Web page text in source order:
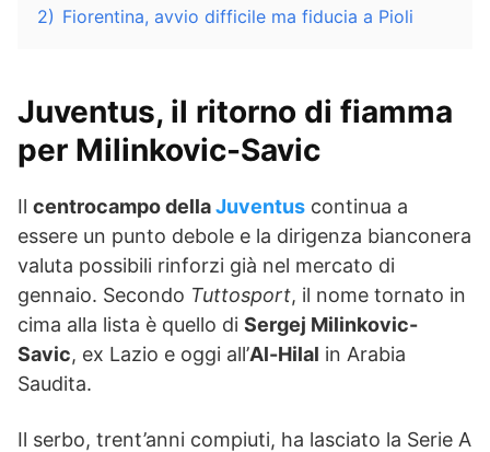
2) Fiorentina, avvio difficile ma fiducia a Pioli
Juventus, il ritorno di fiamma
per Milinkovic-Savic
Il centrocampo dellaJuventus continua a
essere un punto debole e la dirigenza bianconera
valuta possibili rinforzi già nel mercato di
gennaio. Secondo Tuttosport, il nome tornato in
cima alla lista è quello di Sergej Milinkovic-
Savic, ex Lazio e oggi all’Al-Hilal in Arabia
Saudita.
Il serbo, trent’anni compiuti, ha lasciato la Serie A